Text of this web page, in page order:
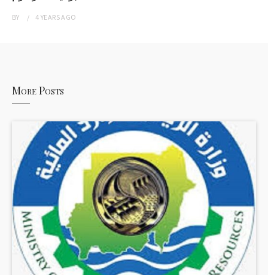
BY 4 YEARSAGO
More Posts